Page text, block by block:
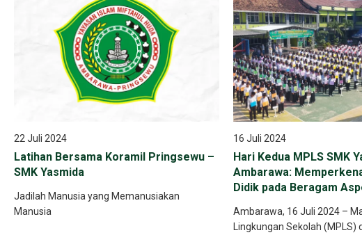
22 Juli 2024
Latihan Bersama Koramil Pringsewu –
SMK Yasmida
Jadilah Manusia yang Memanusiakan
Manusia
16 Juli 2024
Hari Kedua MPLS SMK
Ambarawa:
Didik pada Beragam
Ambarawa, 16 Juli 2024 –
Lingkungan Sekolah (MPLS)